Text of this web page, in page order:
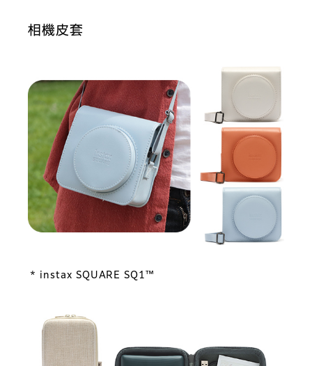
相機皮套
* instax SQUARE SQ1™